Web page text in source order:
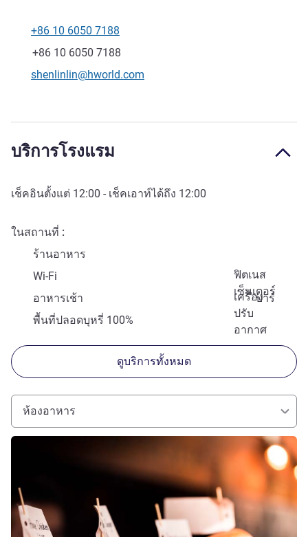
โทรศัพท์
+86 10 6050 7188
แฟกซ์
+86 10 6050 7188
อีเมลติดต่อ
shenlinlin@hworld.com
บริการโรงแรม
เช็คอินตั้งแต่ 12:00 - เช็คเอาท์ได้ถึง 12:00
ในสถานที่
ร้านอาหาร
ฟิตเนส
เซ็นเตอร์
Wi-Fi
เครื่อง
ปรับ
อากาศ
อาหารเช้า
บาร์
พื้นที่ปลอดบุหรี่ 100%
ดูบริการทั้งหมด
ห้องอาหาร
ดูรายละเอียด